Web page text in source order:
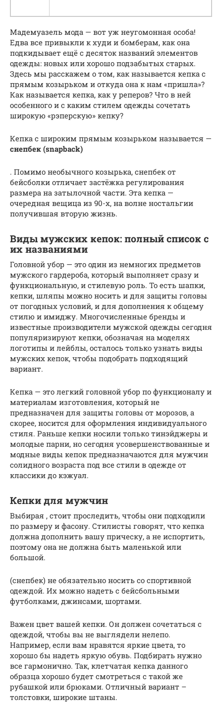
Мадемуазель мода — вот уж неугомонная особа!
Едва все привыкли к худи и бомберам, как она
подкидывает ещё с десяток названий элементов
одежды: новых или хорошо подзабытых старых.
Здесь мы расскажем о том, как называется кепка с
прямым козырьком и откуда она к нам «пришла»?
Как называется кепка, как у реперов? Что в ней
особенного и с каким стилем одежды сочетать
широкую «рэперскую» кепку?
Кепка с широким прямым козырьком называется —
снепбек (snapback)
. Помимо необычного козырька, снепбек от
бейсболки отличает застёжка регулирования
размера на затылочной части. Эта кепка —
очередная вещица из 90-х, на волне ностальгии
получившая вторую жизнь.
Виды мужских кепок: полный список с
их названиями
Головной убор — это один из немногих предметов
мужского гардероба, который выполняет сразу и
функциональную, и стилевую роль. То есть шапки,
кепки, шляпы можно носить и для защиты головы
от погодных условий, и для дополнения к общему
стилю и имиджу. Многочисленные бренды и
известные производители мужской одежды сегодня
популяризируют кепки, обозначая на моделях
логотипы и лейблы, осталось только узнать виды
мужских кепок, чтобы подобрать подходящий
вариант.
Кепка — это легкий головной убор по функционалу и
материалам изготовления, который не
предназначен для защиты головы от морозов, а
скорее, носится для оформления индивидуального
стиля. Раньше кепки носили только тинэйджеры и
молодые парни, но сегодня усовершенствованные и
модные виды кепок предназначаются для мужчин
солидного возраста под все стили в одежде от
классики до кэжуал.
Кепки для мужчин
Выбирая , стоит проследить, чтобы они подходили
по размеру и фасону. Стилисты говорят, что кепка
должна дополнить вашу прическу, а не испортить,
поэтому она не должна быть маленькой или
большой.
(снепбек) не обязательно носить со спортивной
одеждой. Их можно надеть с бейсбольными
футболками, джинсами, шортами.
Важен цвет вашей кепки. Он должен сочетаться с
одеждой, чтобы вы не выглядели нелепо.
Например, если вам нравятся яркие цвета, то
хорошо бы надеть яркую обувь. Подбирать нужно
все гармонично. Так, клетчатая кепка данного
образца хорошо будет смотреться с такой же
рубашкой или брюками. Отличный вариант –
толстовки, широкие штаны.